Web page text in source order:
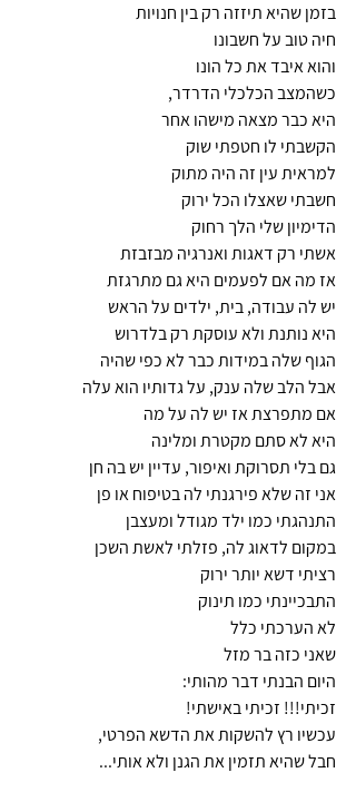
בזמן שהיא תיזזה רק בין חנויות
חיה טוב על חשבונו
והוא איבד את כל הונו
כשהמצב הכלכלי הדרדר,
היא כבר מצאה מישהו אחר
הקשבתי לו חטפתי שוק
למראית עין זה היה מתוק
חשבתי שאצלו הכל ירוק
הדימיון שלי הלך רחוק
אשתי רק דאגות ואנרגיה מבזבזת
אז מה אם לפעמים היא גם מתרגזת
יש לה עבודה, בית, ילדים על הראש
היא נותנת ולא עוסקת רק בלדרוש
הגוף שלה במידות כבר לא כפי שהיה
אבל הלב שלה ענק, על גדותיו הוא עלה
אם מתפרצת אז יש לה על מה
היא לא סתם מקטרת ומלינה
גם בלי תסרוקת ואיפור, עדיין יש בה חן
אני זה שלא פירגנתי לה בטיפוח או פן
התנהגתי כמו ילד מגודל ומעצבן
במקום לדאוג לה, פזלתי לאשת השכן
רציתי דשא יותר ירוק
התבכיינתי כמו תינוק
לא הערכתי כלל
שאני כזה בר מזל
היום הבנתי דבר מהותי:
זכיתי!!! זכיתי באישתי!
עכשיו רץ להשקות את הדשא הפרטי,
חבל שהיא תזמין את הגנן ולא אותי...